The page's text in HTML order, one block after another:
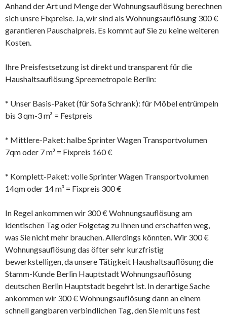
Anhand der Art und Menge der Wohnungsauflösung berechnen
sich unsre Fixpreise. Ja, wir sind als Wohnungsauflösung 300 €
garantieren Pauschalpreis. Es kommt auf Sie zu keine weiteren
Kosten.
Ihre Preisfestsetzung ist direkt und transparent für die
Haushaltsauflösung Spreemetropole Berlin:
* Unser Basis-Paket (für Sofa Schrank): für Möbel entrümpeln
bis 3 qm-3 m³ = Festpreis
* Mittlere-Paket: halbe Sprinter Wagen Transportvolumen
7qm oder 7 m³ = Fixpreis 160 €
* Komplett-Paket: volle Sprinter Wagen Transportvolumen
14qm oder 14 m³ = Fixpreis 300 €
In Regel ankommen wir 300 € Wohnungsauflösung am
identischen Tag oder Folgetag zu Ihnen und erschaffen weg,
was Sie nicht mehr brauchen. Allerdings könnten. Wir 300 €
Wohnungsauflösung das öfter sehr kurzfristig
bewerkstelligen, da unsere Tätigkeit Haushaltsauflösung die
Stamm-Kunde Berlin Hauptstadt Wohnungsauflösung
deutschen Berlin Hauptstadt begehrt ist. In derartige Sache
ankommen wir 300 € Wohnungsauflösung dann an einem
schnell gangbaren verbindlichen Tag, den Sie mit uns fest